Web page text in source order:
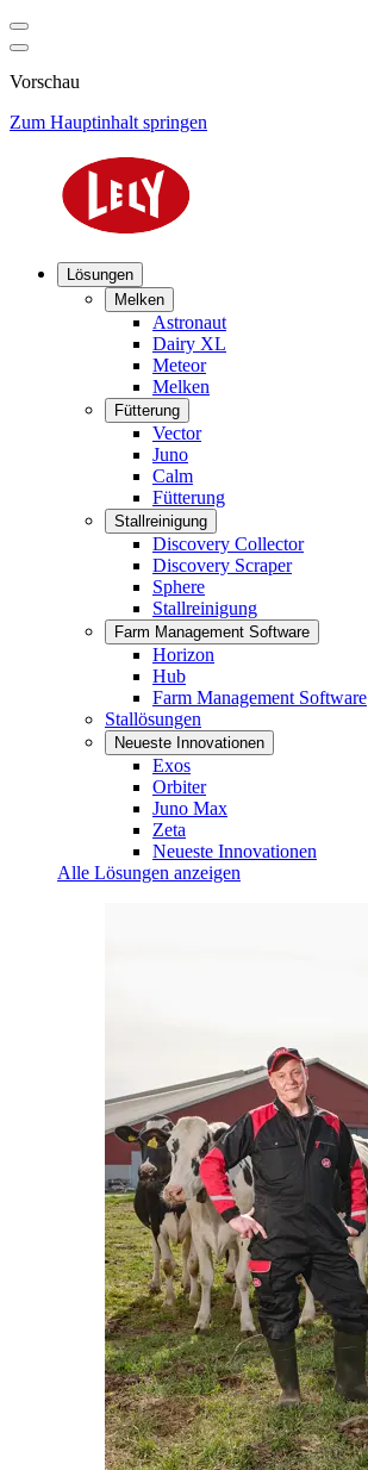
Vorschau
Zum Hauptinhalt springen
Lösungen
Melken
Astronaut
Dairy XL
Meteor
Melken
Fütterung
Vector
Juno
Calm
Fütterung
Stallreinigung
Discovery Collector
Discovery Scraper
Sphere
Stallreinigung
Farm Management Software
Horizon
Hub
Farm Management Software
Stallösungen
Neueste Innovationen
Exos
Orbiter
Juno Max
Zeta
Neueste Innovationen
Alle Lösungen anzeigen